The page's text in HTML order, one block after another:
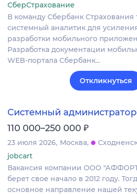
СберСтрахование
В команду Сбербанк Страхования
системный аналитик для
разработки мобильного
Разработка документации
WEB-портала Сбербанк…
Откликнуться
Системный
110 000–250 000 ₽
23 июля 2026 Москва
jobcart
Вакансия компании ООО
берет свое начало в 2012 году.
основное направление нашей